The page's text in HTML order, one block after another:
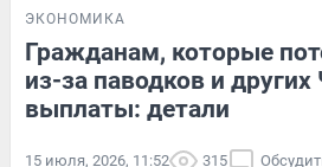
ЭКОНОМИКА
Гражданам, которые
из-за паводков и
выплаты: детали
15 июля, 2026, 11:52 315